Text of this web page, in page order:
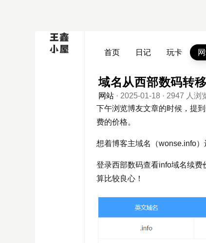
首页 日记 玩卡
域名从西部数码转
网站 · 2025-01-18 · 2947 人浏
下午浏览博友文章的时候，提
费的价格。
想着博客主域名（wonse.info
登录西部数码查看info域名续
算比较良心！